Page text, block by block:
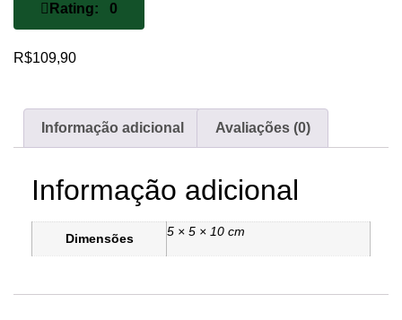
Rating: 0
R$109,90
Informação adicional Avaliações (0)
Informação adicional
Dimensões 5 × 5 × 10 cm